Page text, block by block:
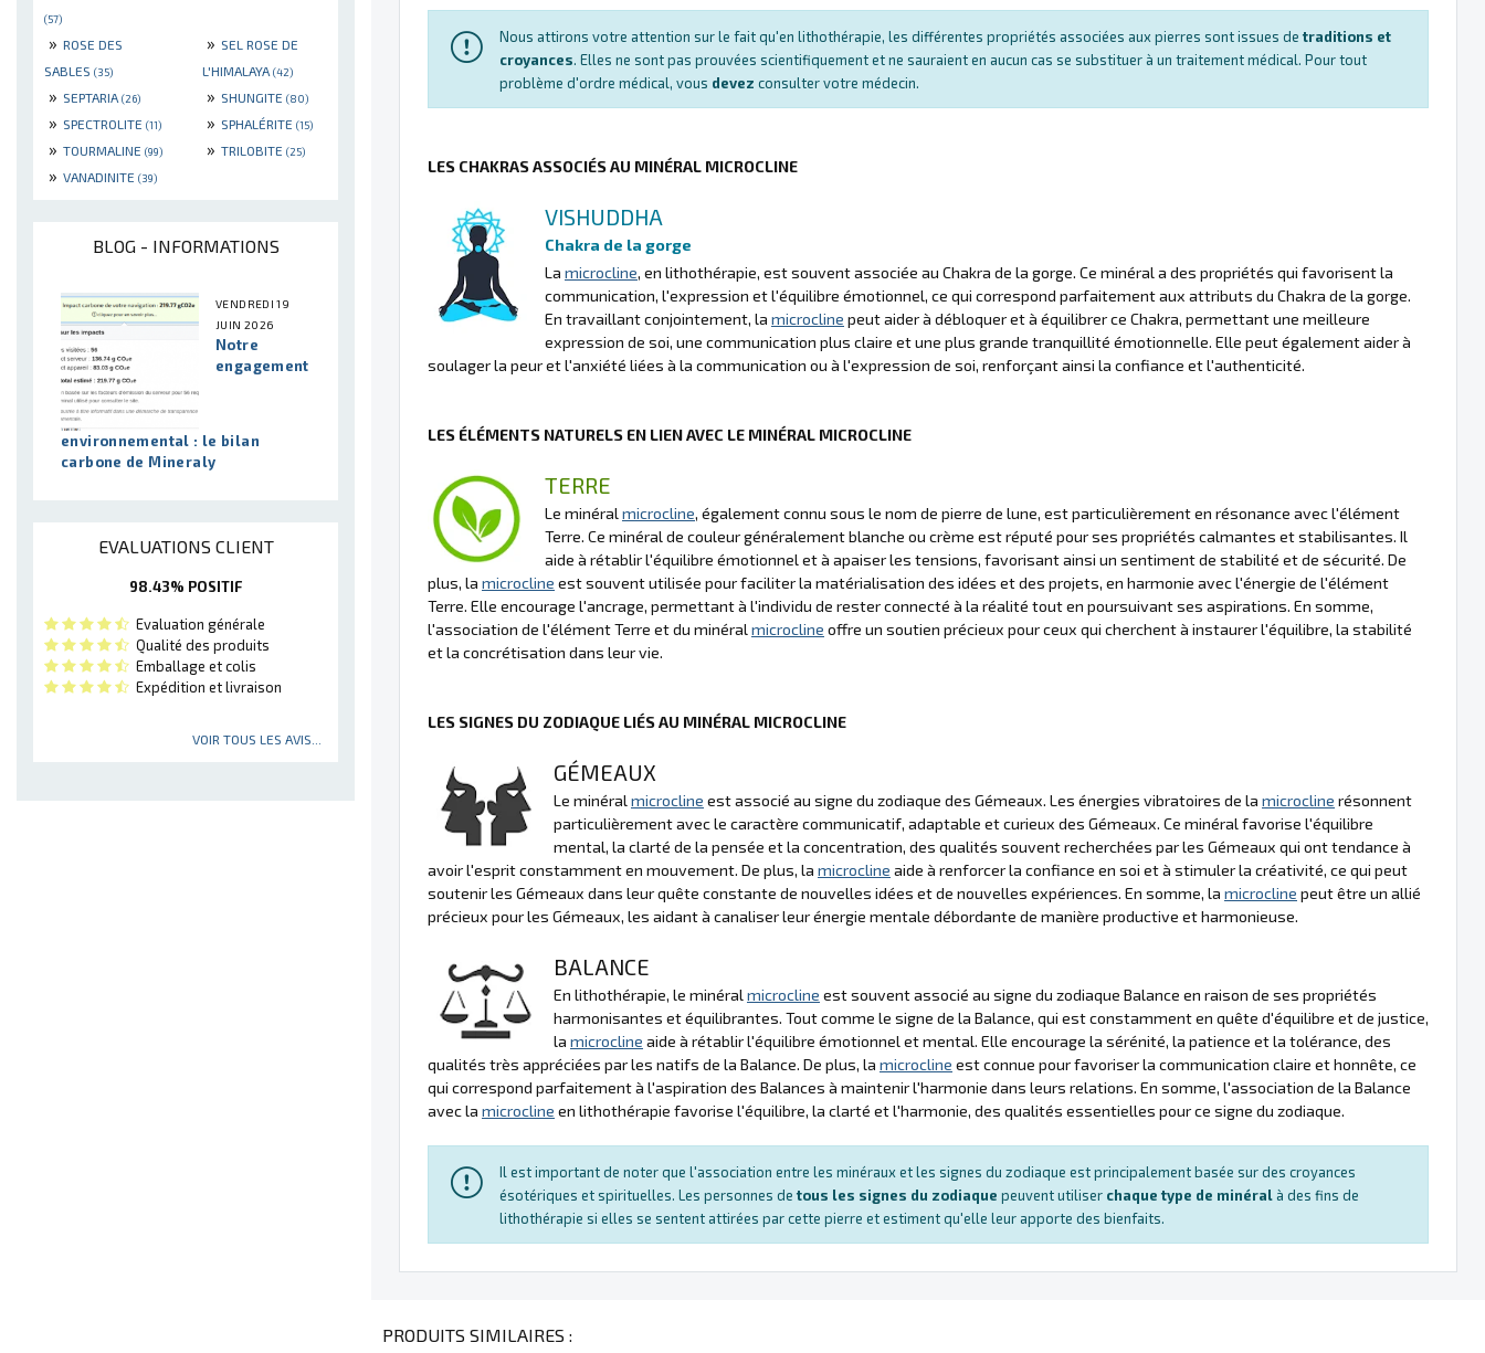
(57)
» ROSE DES
SABLES (35)
» SEL ROSE DE
L'HIMALAYA (42)
» SEPTARIA (26) » SHUNGITE (80)
» SPECTROLITE (11) » SPHALÉRITE (15)
» TOURMALINE (99) » TRILOBITE (25)
» VANADINITE (39)
BLOG - INFORMATIONS
VENDREDI 19
JUIN 2026
Notre
engagement
environnemental : le bilan
carbone de Mineraly
EVALUATIONS CLIENT
98.43% POSITIF
Evaluation générale
Qualité des produits
Emballage et colis
Expédition et livraison
VOIR TOUS LES AVIS...
Nous attirons votre attention sur le fait qu'en lithothérapie, les différentes propriétés associées aux pierres sont issues de traditions et
croyances. Elles ne sont pas prouvées scientifiquement et ne sauraient en aucun cas se substituer à un traitement médical. Pour tout
problème d'ordre médical, vous devez consulter votre médecin.
LES CHAKRAS ASSOCIÉS AU MINÉRAL MICROCLINE
VISHUDDHA
Chakra de la gorge
La microcline, en lithothérapie, est souvent associée au Chakra de la gorge. Ce minéral a des propriétés qui favorisent la
communication, l'expression et l'équilibre émotionnel, ce qui correspond parfaitement aux attributs du Chakra de la gorge.
En travaillant conjointement, la microcline peut aider à débloquer et à équilibrer ce Chakra, permettant une meilleure
expression de soi, une communication plus claire et une plus grande tranquillité émotionnelle. Elle peut également aider à
soulager la peur et l'anxiété liées à la communication ou à l'expression de soi, renforçant ainsi la confiance et l'authenticité.
LES ÉLÉMENTS NATURELS EN LIEN AVEC LE MINÉRAL MICROCLINE
TERRE
Le minéral microcline, également connu sous le nom de pierre de lune, est particulièrement en résonance avec l'élément
Terre. Ce minéral de couleur généralement blanche ou crème est réputé pour ses propriétés calmantes et stabilisantes. Il
aide à rétablir l'équilibre émotionnel et à apaiser les tensions, favorisant ainsi un sentiment de stabilité et de sécurité. De
plus, la microcline est souvent utilisée pour faciliter la matérialisation des idées et des projets, en harmonie avec l'énergie de l'élément
Terre. Elle encourage l'ancrage, permettant à l'individu de rester connecté à la réalité tout en poursuivant ses aspirations. En somme,
l'association de l'élément Terre et du minéral microcline offre un soutien précieux pour ceux qui cherchent à instaurer l'équilibre, la stabilité
et la concrétisation dans leur vie.
LES SIGNES DU ZODIAQUE LIÉS AU MINÉRAL MICROCLINE
GÉMEAUX
Le minéral microcline est associé au signe du zodiaque des Gémeaux. Les énergies vibratoires de la microcline résonnent
particulièrement avec le caractère communicatif, adaptable et curieux des Gémeaux. Ce minéral favorise l'équilibre
mental, la clarté de la pensée et la concentration, des qualités souvent recherchées par les Gémeaux qui ont tendance à
avoir l'esprit constamment en mouvement. De plus, la microcline aide à renforcer la confiance en soi et à stimuler la créativité, ce qui peut
soutenir les Gémeaux dans leur quête constante de nouvelles idées et de nouvelles expériences. En somme, la microcline peut être un allié
précieux pour les Gémeaux, les aidant à canaliser leur énergie mentale débordante de manière productive et harmonieuse.
BALANCE
En lithothérapie, le minéral microcline est souvent associé au signe du zodiaque Balance en raison de ses propriétés
harmonisantes et équilibrantes. Tout comme le signe de la Balance, qui est constamment en quête d'équilibre et de justice,
la microcline aide à rétablir l'équilibre émotionnel et mental. Elle encourage la sérénité, la patience et la tolérance, des
qualités très appréciées par les natifs de la Balance. De plus, la microcline est connue pour favoriser la communication claire et honnête, ce
qui correspond parfaitement à l'aspiration des Balances à maintenir l'harmonie dans leurs relations. En somme, l'association de la Balance
avec la microcline en lithothérapie favorise l'équilibre, la clarté et l'harmonie, des qualités essentielles pour ce signe du zodiaque.
Il est important de noter que l'association entre les minéraux et les signes du zodiaque est principalement basée sur des croyances
ésotériques et spirituelles. Les personnes de tous les signes du zodiaque peuvent utiliser chaque type de minéralà des fins de
lithothérapie si elles se sentent attirées par cette pierre et estiment qu'elle leur apporte des bienfaits.
PRODUITS SIMILAIRES :